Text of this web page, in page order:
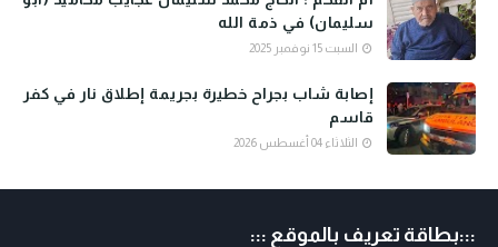
سليمان) في ذمة الله
السبت 15 نوفمبر 2025
إصابة شاب بجراح خطيرة بجريمة إطلاق نار في كفر
قاسم
الثلاثاء 04 أغسطس 2026
:::بطاقة تعريف بالموقع :::